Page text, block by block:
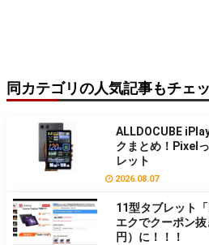
同カテゴリの人気記事もチェ
ALLDOCUBE
クまとめ！Pixel
レット
2026.08.07
11型タブレット
エクでクーポン
円）に！！！